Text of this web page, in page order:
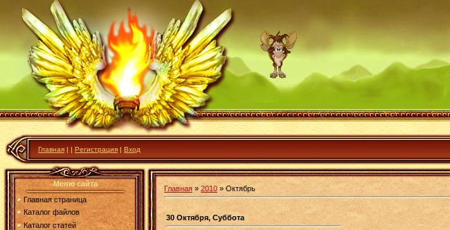
Главная | | Регистрация | Вход
Меню сайта
Главная страница
Каталог файлов
Каталог статей
Главная » 2010 » Октябрь
30 Октября, Суббота